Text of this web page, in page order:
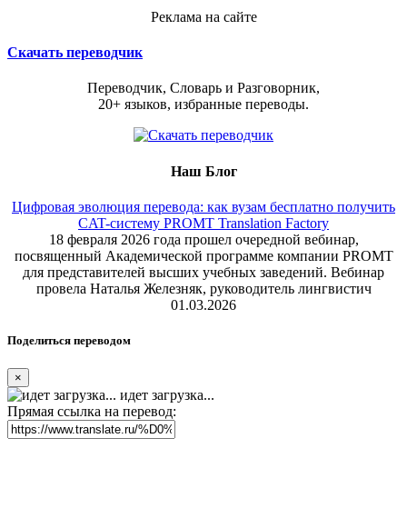
Реклама на сайте
Скачать переводчик
Переводчик, Словарь и Разговорник,
20+ языков, избранные переводы.
Наш Блог
Цифровая эволюция перевода: как вузам бесплатно получить
CAT-систему PROMT Translation Factory
18 февраля 2026 года прошел очередной вебинар,
посвященный Академической программе компании PROMT
для представителей высших учебных заведений. Вебинар
провела Наталья Железняк, руководитель лингвистич
01.03.2026
Поделиться переводом
×
идет загрузка...
Прямая ссылка на перевод: